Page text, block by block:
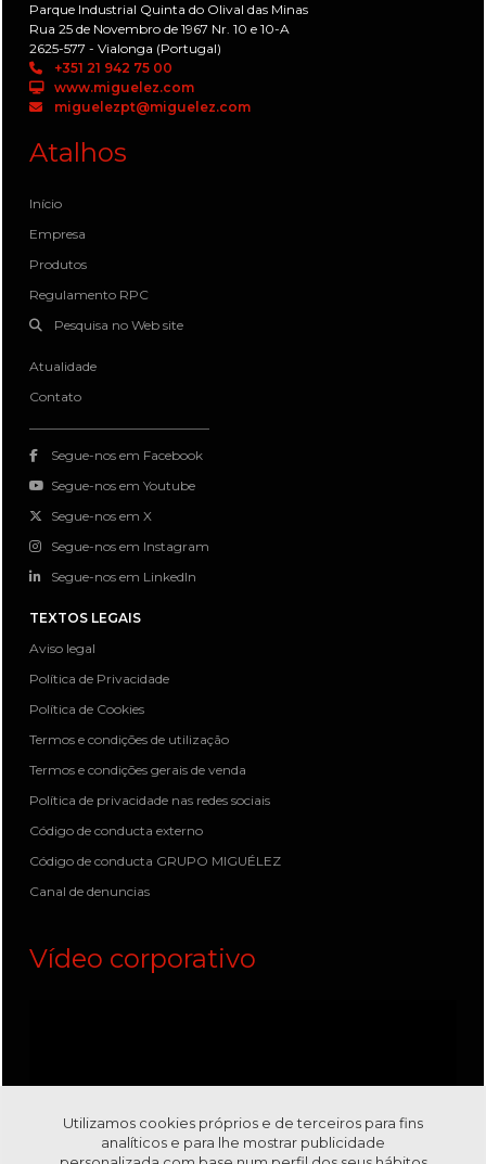
Parque Industrial Quinta do Olival das Minas
Rua 25 de Novembro de 1967 Nr. 10 e 10-A
2625-577 - Vialonga (Portugal)
+351 21 942 75 00
www.miguelez.com
miguelezpt@miguelez.com
Atalhos
Início
Empresa
Produtos
Regulamento RPC
Pesquisa no Web site
Atualidade
Contato
Segue-nos em Facebook
Segue-nos em Youtube
Segue-nos em X
Segue-nos em Instagram
Segue-nos em LinkedIn
TEXTOS LEGAIS
Aviso legal
Política de Privacidade
Política de Cookies
Termos e condições de utilização
Termos e condições gerais de venda
Política de privacidade nas redes sociais
Código de conducta externo
Código de conducta GRUPO MIGUÉLEZ
Canal de denuncias
Vídeo corporativo
Utilizamos cookies próprios e de terceiros para fins
analíticos e para lhe mostrar publicidade